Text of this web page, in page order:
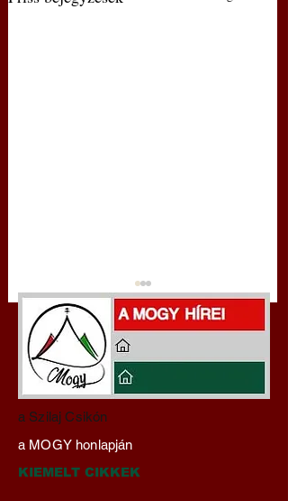
Darai Lajos:
Naplóbölcsességeim
(2025)
a Szilaj Csikón
a MOGY honlapján
KIEMELT CIKKEK